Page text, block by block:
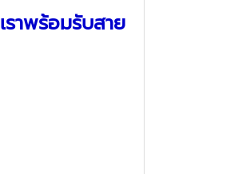
เราพร้อมรับสาย